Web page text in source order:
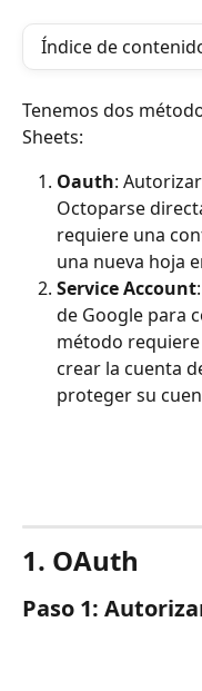
Índice de
Tenemos dos
Sheets:
Oauth:
Octoparse
requiere una
una nueva hoja
Service Account
de Google para
método
crear la cuenta
proteger su
1. OAuth
Paso 1: